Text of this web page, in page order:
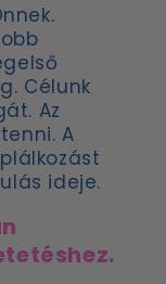
Célunk
Az
A
ideje.